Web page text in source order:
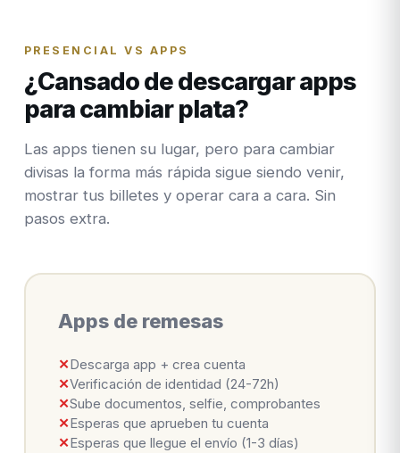
PRESENCIAL VS APPS
¿Cansado de descargar apps
para cambiar plata?
Las apps tienen su lugar, pero para cambiar
divisas la forma más rápida sigue siendo venir,
mostrar tus billetes y operar cara a cara. Sin
pasos extra.
Apps de remesas
✕ Descarga app + crea cuenta
✕Verificación de identidad (24-72h)
✕Sube documentos, selfie, comprobantes
✕ Esperas que aprueben tu cuenta
✕ Esperas que llegue el envío (1-3 días)